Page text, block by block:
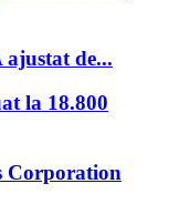
de...
la 18.800
Corporation